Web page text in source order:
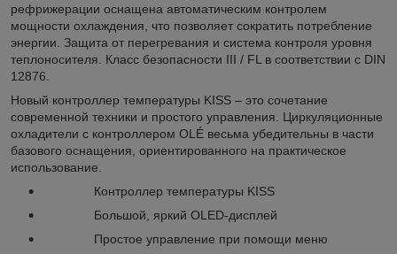
рефрижерации оснащена автоматическим контролем
мощности охлаждения, что позволяет сократить потребление
энергии. Защита от перегревания и система контроля уровня
теплоносителя. Класс безопасности III / FL в соответствии с DIN
12876.
Новый контроллер температуры KISS – это сочетание
современной техники и простого управления. Циркуляционные
охладители с контроллером OLÉ весьма убедительны в части
базового оснащения, ориентированного на практическое
использование.
Контроллер температуры KISS
Большой, яркий OLED-дисплей
Простое управление при помощи меню